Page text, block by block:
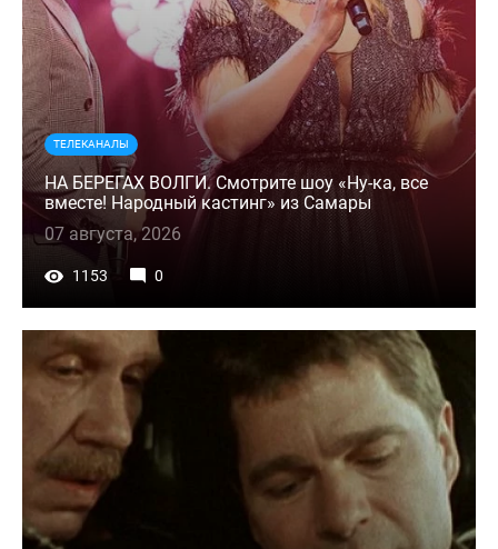
ТЕЛЕКАНАЛЫ
НА БЕРЕГАХ ВОЛГИ. Смотрите шоу «Ну-ка, все
вместе! Народный кастинг» из Самары
07 августа, 2026
1153 0